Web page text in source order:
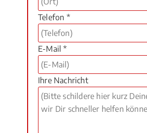
Telefon *
E-Mail *
Ihre Nachricht